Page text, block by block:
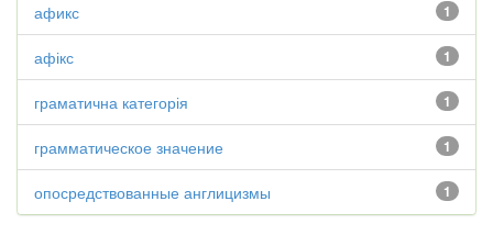
1
афикс
1
афікс
1
граматична категорія
1
грамматическое значение
1
опосредствованные англицизмы